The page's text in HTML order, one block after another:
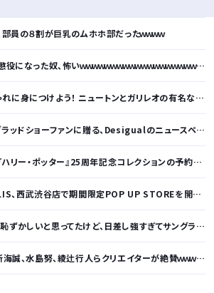
部員の８割が巨乳のムホホ部だったｗｗｗｗ
った奴、怖いｗｗｗｗｗｗｗｗｗｗｗｗｗｗｗｗｗｗｗｗｗｗｗｗ
ンとガリレオの有名な発見をモチーフにした、クールタッチTシャツ＆トートバッグが発売されました【QurioStore】
ョーファンに贈る、Desigualのニュースペーパープリントコレクション
ー・ポッター』25周年記念コレクションの予約を開始
で期間限定POP UP STOREを開催！全商品展開＆新作10%OFFの特別な6日間
しいと思ってたけど、日差し強すぎてサングラスかけ始めたわ
誠、水島努、綾辻行人らクリエイターが絶賛ｗｗｗｗｗｗｗｗｗ